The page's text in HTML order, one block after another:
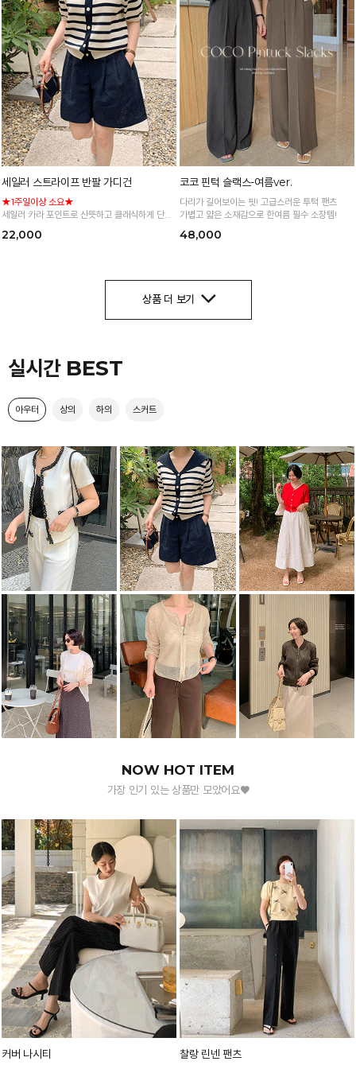
세일러 스트라이프 반팔 가디건
★1주일이상 소요★
세일러 카라 포인트로 산뜻하고 클래식하게 단가
디건
22,000
코코 핀턱 슬랙스-여름ver.
다리가 길어보이는 핏! 고급스러운 투턱 팬츠
가볍고 얇은 소재감으로 한여름 필수 소장템!
48,000
상품 더 보기
실시간 BEST
아우터 상의 하의 스커트
NOW HOT ITEM
가장 인기 있는 상품만 모았어요♥
커버 나시티 찰랑 린넨 팬츠